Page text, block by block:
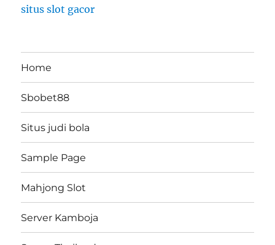
situs slot gacor
Home
Sbobet88
Situs judi bola
Sample Page
Mahjong Slot
Server Kamboja